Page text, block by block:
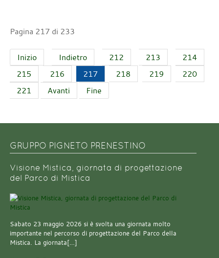
Pagina 217 di 233
Inizio Indietro 212 213
214
215
216 217 218 219
220
221
Avanti Fine
GRUPPO PIGNETO PRENESTINO
Visione Mistica, giornata di progettazione
del Parco di Mistica
Sabato 23 maggio 2026 si è svolta una giornata molto
importante nel percorso di progettazione del Parco della
Mistica. La giornata[…]